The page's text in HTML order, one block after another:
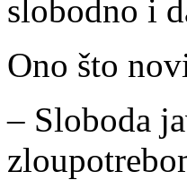
slobodno i
Ono što
– Sloboda